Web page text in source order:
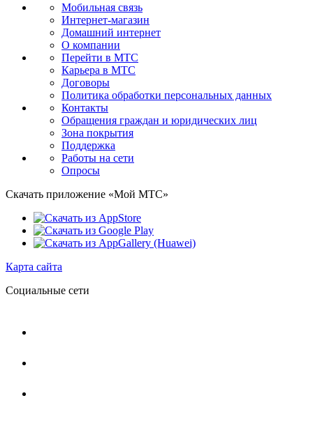
Мобильная связь
Интернет-магазин
Домашний интернет
О компании
Перейти в МТС
Карьера в МТС
Договоры
Политика обработки персональных данных
Контакты
Обращения граждан и юридических лиц
Зона покрытия
Поддержка
Работы на сети
Опросы
Скачать приложение «Мой МТС»
Карта сайта
Социальные сети